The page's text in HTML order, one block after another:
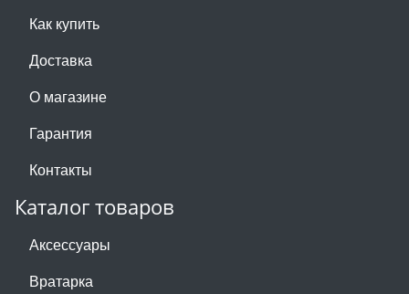
Как купить
Доставка
О магазине
Гарантия
Контакты
Каталог товаров
Аксессуары
Вратарка